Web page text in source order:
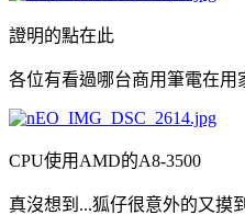
證明的點在此
各位有看過哪台商用筆電在用
CPU使用AMD的A8-3500
真沒想到...狐仔很意外的又摸